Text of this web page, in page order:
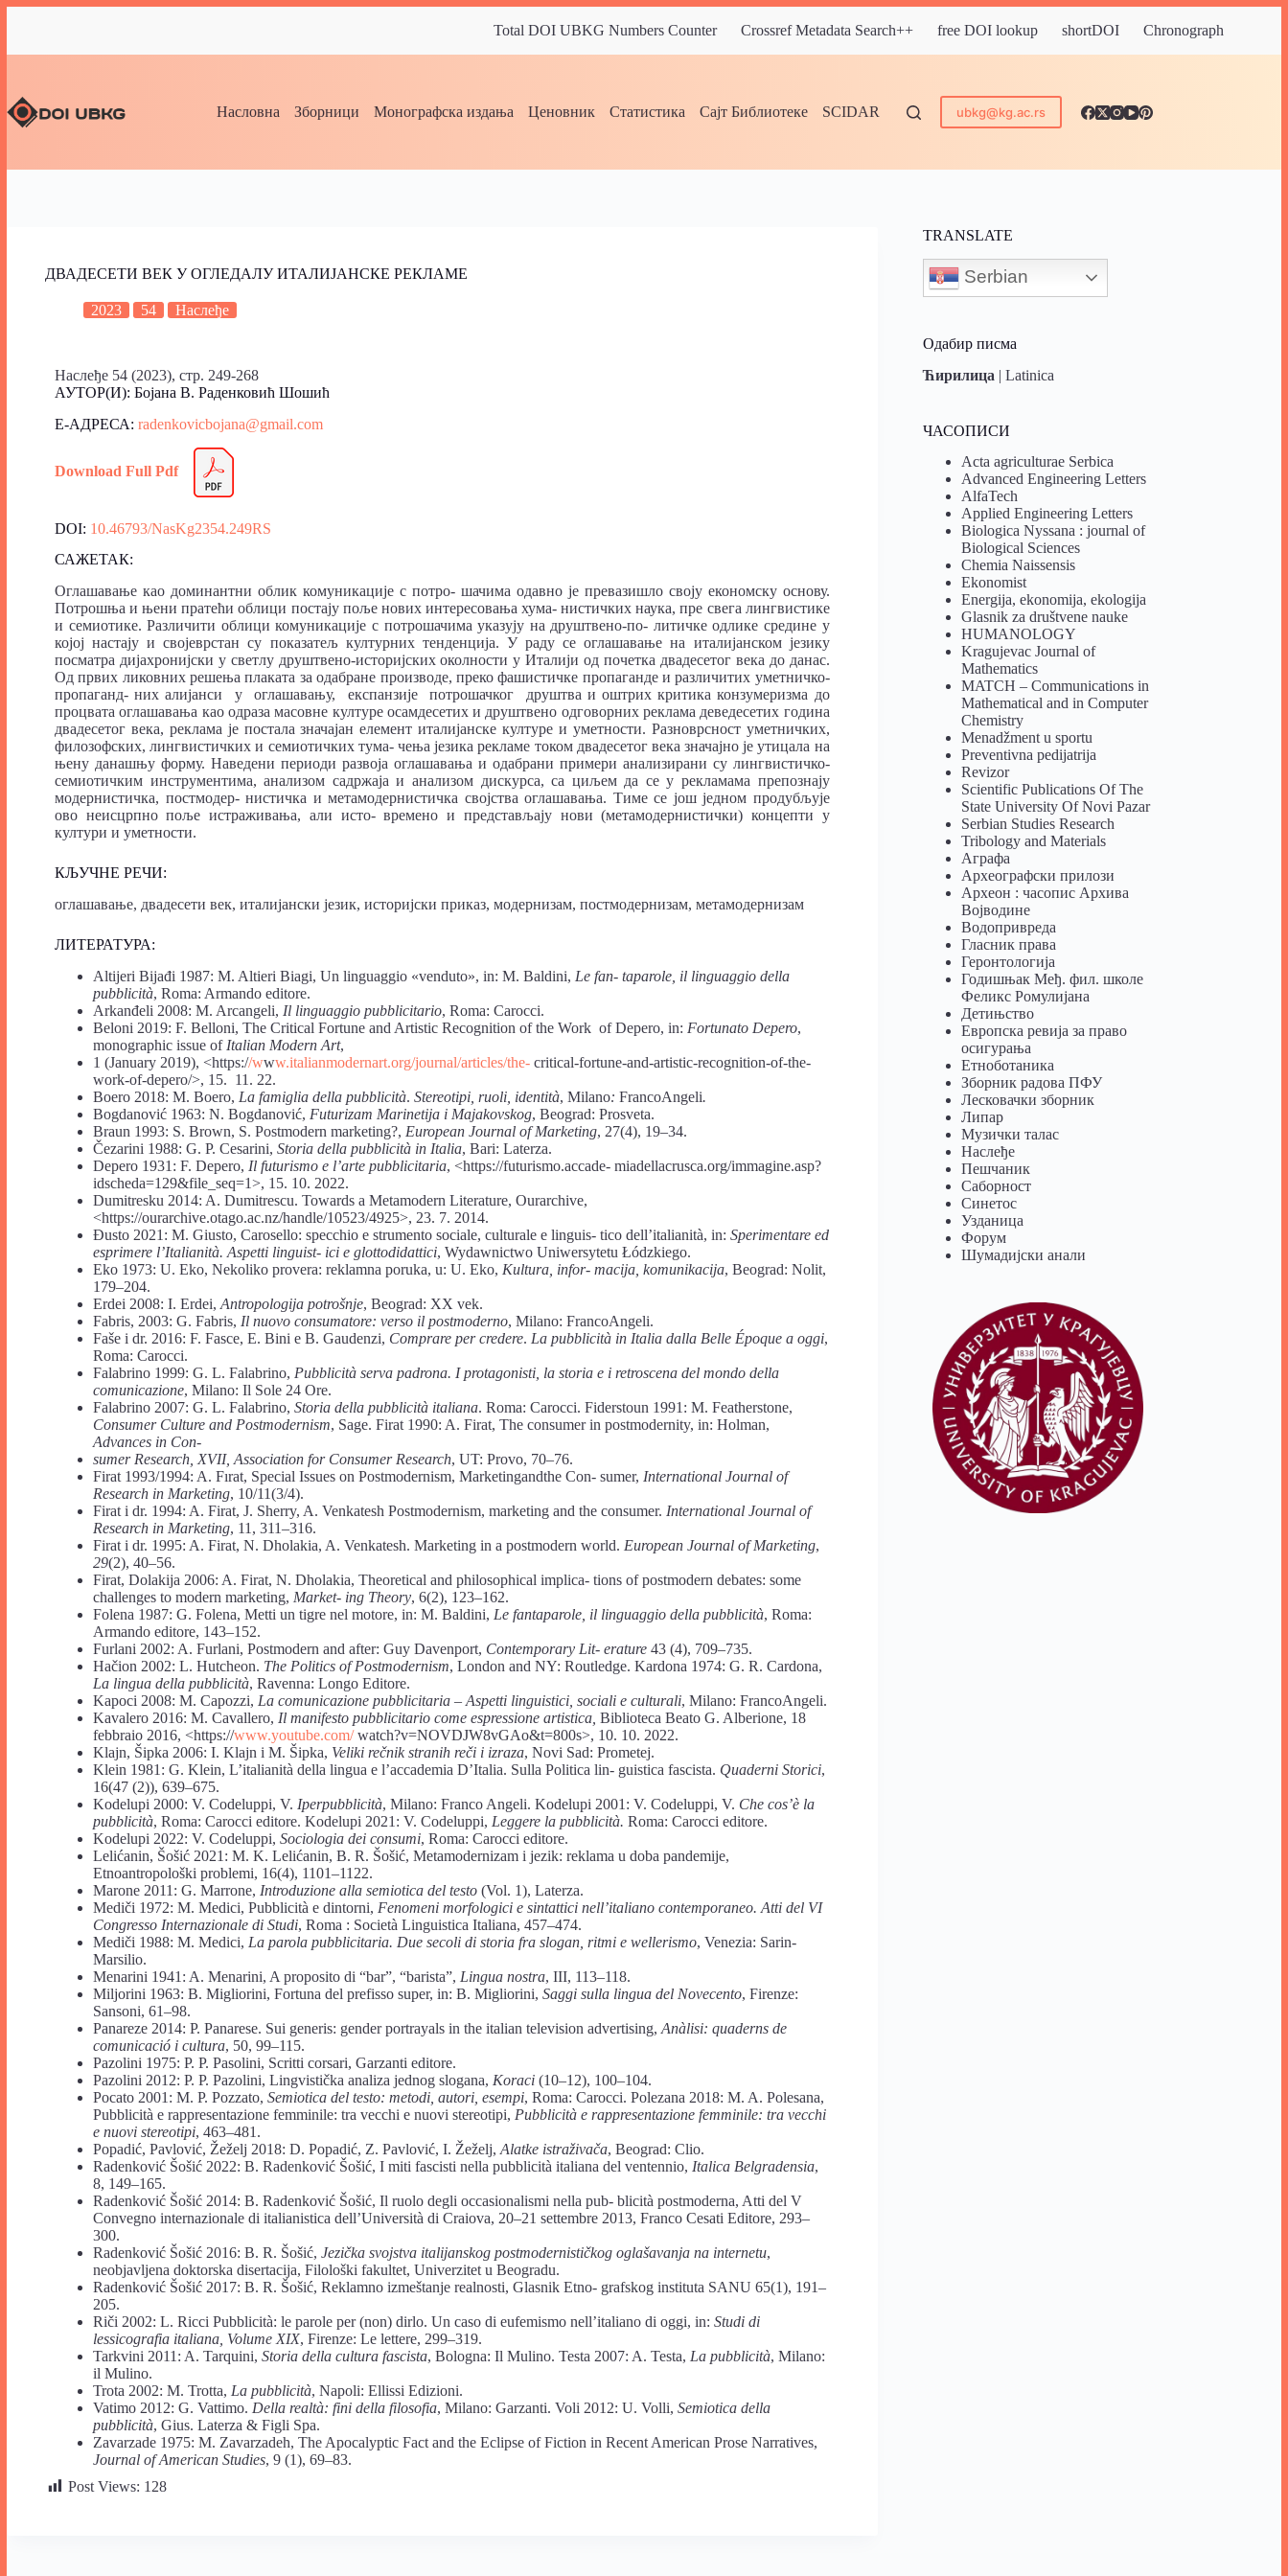
Total DOI UBKG Numbers Counter Crossref Metadata Search++ free DOI lookup shortDOI Chronograph
Насловна Зборници Монографска издања Ценовник Статистика Сајт Библиотеке SCIDAR ubkg@kg.ac.rs
ДВАДЕСЕТИ ВЕК У ОГЛЕДАЛУ ИТАЛИЈАНСКЕ РЕКЛАМЕ
2023 54 Наслеђе
Наслеђе 54 (2023), стр. 249-268
АУТОР(И): Бојана В. Раденковић Шошић
Е-АДРЕСА: radenkovicbojana@gmail.com
Download Full Pdf
DOI: 10.46793/NasKg2354.249RS
САЖЕТАК:
Оглашавање као доминантни облик комуникације с потро- шачима одавно је превазишло своју економску основу.
Потрошња и њени пратећи облици постају поље нових интересовања хума- нистичких наука, пре свега лингвистике
и семиотике. Различити облици комуникације с потрошачима указују на друштвено-по- литичке одлике средине у
којој настају и својеврстан су показатељ културних тенденција. У раду се оглашавање на италијанском језику
посматра дијахронијски у светлу друштвено-историјских околности у Италији од почетка двадесетог века до данас.
Од првих ликовних решења плаката за одабране производе, преко фашистичке пропаганде и различитих уметничко-
пропаганд- них алијанси у оглашавању, експанзије потрошачког друштва и оштрих критика конзумеризма до
процвата оглашавања као одраза масовне културе осамдесетих и друштвено одговорних реклама деведесетих година
двадесетог века, реклама је постала значајан елемент италијанске културе и уметности. Разноврсност уметничких,
филозофских, лингвистичких и семиотичких тума- чења језика рекламе током двадесетог века значајно је утицала на
њену данашњу форму. Наведени периоди развоја оглашавања и одабрани примери анализирани су лингвистичко-
семиотичким инструментима, анализом садржаја и анализом дискурса, са циљем да се у рекламама препознају
модернистичка, постмодер- нистичка и метамодернистичка својства оглашавања. Тиме се још једном продубљује
ово неисцрпно поље истраживања, али исто- времено и представљају нови (метамодернистички) концепти у
култури и уметности.
КЉУЧНЕ РЕЧИ:
оглашавање, двадесети век, италијански језик, историјски приказ, модернизам, постмодернизам, метамодернизам
ЛИТЕРАТУРА:
Altijeri Bijađi 1987: M. Altieri Biagi, Un linguaggio «venduto», in: M. Baldini, Le fan- taparole, il linguaggio della
pubblicità, Roma: Armando editore.
Arkanđeli 2008: M. Arcangeli, Il linguaggio pubblicitario, Roma: Carocci.
Beloni 2019: F. Belloni, The Critical Fortune and Artistic Recognition of the Work of Depero, in: Fortunato Depero,
monographic issue of Italian Modern Art,
1 (January 2019), <https://www.italianmodernart.org/journal/articles/the- critical-fortune-and-artistic-recognition-of-the-
work-of-depero/>, 15. 11. 22.
Boero 2018: M. Boero, La famiglia della pubblicità. Stereotipi, ruoli, identità, Milano: FrancoAngeli.
Bogdanović 1963: N. Bogdanović, Futurizam Marinetija i Majakovskog, Beograd: Prosveta.
Braun 1993: S. Brown, S. Postmodern marketing?, European Journal of Marketing, 27(4), 19–34.
Čezarini 1988: G. P. Cesarini, Storia della pubblicità in Italia, Bari: Laterza.
Depero 1931: F. Depero, Il futurismo e l’arte pubblicitaria, <https://futurismo.accade- miadellacrusca.org/immagine.asp?
idscheda=129&file_seq=1>, 15. 10. 2022.
Dumitresku 2014: A. Dumitrescu. Towards a Metamodern Literature, Ourarchive,
<https://ourarchive.otago.ac.nz/handle/10523/4925>, 23. 7. 2014.
Đusto 2021: M. Giusto, Carosello: specchio e strumento sociale, culturale e linguis- tico dell’italianità, in: Sperimentare ed
esprimere l’Italianità. Aspetti linguist- ici e glottodidattici, Wydawnictwo Uniwersytetu Łódzkiego.
Eko 1973: U. Еkо, Nekoliko provera: reklamna poruka, u: U. Еkо, Kultura, infor- macija, komunikacija, Beograd: Nolit,
179–204.
Erdei 2008: I. Erdei, Antropologija potrošnje, Beograd: XX vek.
Fabris, 2003: G. Fabris, Il nuovo consumatore: verso il postmoderno, Milano: FrancoAngeli.
Faše i dr. 2016: F. Fasce, E. Bini e B. Gaudenzi, Comprare per credere. La pubblicità in Italia dalla Belle Époque a oggi,
Roma: Carocci.
Falabrino 1999: G. L. Falabrino, Pubblicità serva padrona. I protagonisti, la storia e i retroscena del mondo della
comunicazione, Milano: Il Sole 24 Ore.
Falabrino 2007: G. L. Falabrino, Storia della pubblicità italiana. Roma: Carocci. Fiderstoun 1991: M. Featherstone,
Consumer Culture and Postmodernism, Sage. Firat 1990: A. Firat, The consumer in postmodernity, in: Holman,
Advances in Con-
sumer Research, XVII, Association for Consumer Research, UT: Provo, 70–76.
Firat 1993/1994: A. Fırat, Special Issues on Postmodernism, Marketingandthe Con- sumer, International Journal of
Research in Marketing, 10/11(3/4).
Firat i dr. 1994: A. Firat, J. Sherry, A. Venkatesh Postmodernism, marketing and the consumer. International Journal of
Research in Marketing, 11, 311–316.
Firat i dr. 1995: A. Firat, N. Dholakia, A. Venkatesh. Marketing in a postmodern world. European Journal of Marketing,
29(2), 40–56.
Firat, Dolakija 2006: A. Firat, N. Dholakia, Theoretical and philosophical implica- tions of postmodern debates: some
challenges to modern marketing, Market- ing Theory, 6(2), 123–162.
Folena 1987: G. Folena, Metti un tigre nel motore, in: M. Baldini, Le fantaparole, il linguaggio della pubblicità, Roma:
Armando editore, 143–152.
Furlani 2002: A. Furlani, Postmodern and after: Guy Davenport, Contemporary Lit- erature 43 (4), 709–735.
Hačion 2002: L. Hutcheon. The Politics of Postmodernism, London and NY: Routledge. Kardona 1974: G. R. Cardona,
La lingua della pubblicità, Ravenna: Longo Editore.
Kapoci 2008: M. Capozzi, La comunicazione pubblicitaria – Aspetti linguistici, sociali e culturali, Milano: FrancoAngeli.
Kavalero 2016: M. Cavallero, Il manifesto pubblicitario come espressione artistica, Biblioteca Beato G. Alberione, 18
febbraio 2016, <https://www.youtube.com/watch?v=NOVDJW8vGAo&t=800s>, 10. 10. 2022.
Klajn, Šipka 2006: I. Klajn i M. Šipka, Veliki rečnik stranih reči i izraza, Novi Sad: Prometej.
Klein 1981: G. Klein, L’italianità della lingua e l’accademia D’Italia. Sulla Politica lin- guistica fascista. Quaderni Storici,
16(47 (2)), 639–675.
Kodelupi 2000: V. Codeluppi, V. Iperpubblicità, Milano: Franco Angeli. Kodelupi 2001: V. Codeluppi, V. Che cos’è la
pubblicità, Roma: Carocci editore. Kodelupi 2021: V. Codeluppi, Leggere la pubblicità. Roma: Carocci editore.
Kodelupi 2022: V. Codeluppi, Sociologia dei consumi, Roma: Carocci editore.
Lelićanin, Šošić 2021: M. K. Lelićanin, B. R. Šošić, Metamodernizam i jezik: reklama u doba pandemije,
Etnoantropološki problemi, 16(4), 1101–1122.
Marone 2011: G. Marrone, Introduzione alla semiotica del testo (Vol. 1), Laterza.
Mediči 1972: M. Medici, Pubblicità e dintorni, Fenomeni morfologici e sintattici nell’italiano contemporaneo. Atti del VI
Congresso Internazionale di Studi, Roma : Società Linguistica Italiana, 457–474.
Mediči 1988: M. Medici, La parola pubblicitaria. Due secoli di storia fra slogan, ritmi e wellerismo, Venezia: Sarin-
Marsilio.
Menarini 1941: A. Menarini, A proposito di “bar”, “barista”, Lingua nostra, III, 113–118.
Miljorini 1963: B. Migliorini, Fortuna del prefisso super, in: B. Migliorini, Saggi sulla lingua del Novecento, Firenze:
Sansoni, 61–98.
Panareze 2014: P. Panarese. Sui generis: gender portrayals in the italian television advertising, Anàlisi: quaderns de
comunicació i cultura, 50, 99–115.
Pazolini 1975: P. P. Pasolini, Scritti corsari, Garzanti editore.
Pazolini 2012: P. P. Pazolini, Lingvistička analiza jednog slogana, Koraci (10–12), 100–104.
Pocato 2001: M. P. Pozzato, Semiotica del testo: metodi, autori, esempi, Roma: Carocci. Polezana 2018: M. A. Polesana,
Pubblicità e rappresentazione femminile: tra vecchi e nuovi stereotipi, Pubblicità e rappresentazione femminile: tra vecchi
e nuovi stereotipi, 463–481.
Popadić, Pavlović, Žeželj 2018: D. Popadić, Z. Pavlović, I. Žeželj, Alatke istraživača, Beograd: Clio.
Radenković Šošić 2022: B. Radenković Šošić, I miti fascisti nella pubblicità italiana del ventennio, Italica Belgradensia,
8, 149–165.
Radenković Šošić 2014: B. Radenković Šošić, Il ruolo degli occasionalismi nella pub- blicità postmoderna, Atti del V
Convegno internazionale di italianistica dell’Università di Craiova, 20–21 settembre 2013, Franco Cesati Editore, 293–
300.
Radenković Šošić 2016: B. R. Šošić, Jezička svojstva italijanskog postmodernističkog oglašavanja na internetu,
neobjavljena doktorska disertacija, Filološki fakultet, Univerzitet u Beogradu.
Radenković Šošić 2017: B. R. Šošić, Reklamno izmeštanje realnosti, Glasnik Etno- grafskog instituta SANU 65(1), 191–
205.
Riči 2002: L. Ricci Pubblicità: le parole per (non) dirlo. Un caso di eufemismo nell’italiano di oggi, in: Studi di
lessicografia italiana, Volume XIX, Firenze: Le lettere, 299–319.
Tarkvini 2011: A. Tarquini, Storia della cultura fascista, Bologna: Il Mulino. Testa 2007: A. Testa, La pubblicità, Milano:
il Mulino.
Trota 2002: M. Trotta, La pubblicità, Napoli: Ellissi Edizioni.
Vatimo 2012: G. Vattimo. Della realtà: fini della filosofia, Milano: Garzanti. Voli 2012: U. Volli, Semiotica della
pubblicità, Gius. Laterza & Figli Spa.
Zavarzade 1975: M. Zavarzadeh, The Apocalyptic Fact and the Eclipse of Fiction in Recent American Prose Narratives,
Journal of American Studies, 9 (1), 69–83.
Post Views: 128
TRANSLATE
Serbian
Одабир писма
Ћирилица |Latinica
ЧАСОПИСИ
Acta agriculturae Serbica
Advanced Engineering Letters
AlfaTech
Applied Engineering Letters
Biologica Nyssana : journal of
Biological Sciences
Chemia Naissensis
Ekonomist
Energija, ekonomija, ekologija
Glasnik za društvene nauke
HUMANOLOGY
Kragujevac Journal of
Mathematics
MATCH – Communications in
Mathematical and in Computer
Chemistry
Menadžment u sportu
Preventivna pedijatrija
Revizor
Scientific Publications Of The
State University Of Novi Pazar
Serbian Studies Research
Tribology and Materials
Аграфа
Археографски прилози
Археон : часопис Архива
Војводине
Водопривреда
Гласник права
Геронтологија
Годишњак Међ. фил. школе
Феликс Ромулијана
Детињство
Европска ревија за право
осигурања
Eтноботаника
Зборник радова ПФУ
Лесковачки зборник
Липар
Музички талас
Наслеђе
Пешчаник
Саборност
Синетос
Узданица
Форум
Шумадијски анали